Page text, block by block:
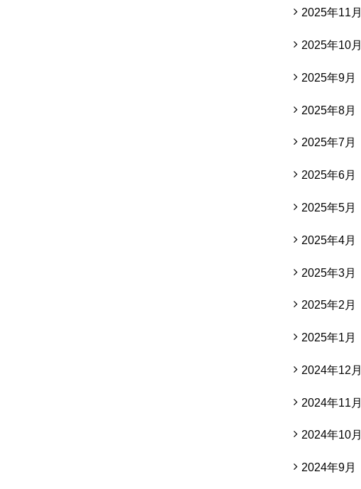
2025年11月
2025年10月
2025年9月
2025年8月
2025年7月
2025年6月
2025年5月
2025年4月
2025年3月
2025年2月
2025年1月
2024年12月
2024年11月
2024年10月
2024年9月